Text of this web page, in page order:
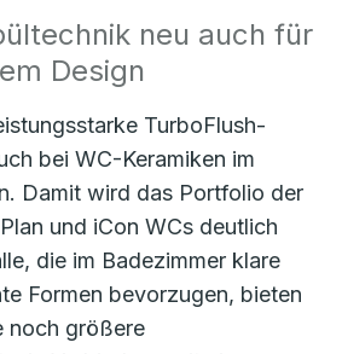
neu auch für
Design
TurboFlush-
bei WC-Keramiken im
Damit wird das Portfolio der
und iCon WCs deutlich
die im Badezimmer klare
Formen bevorzugen, bieten
noch größere